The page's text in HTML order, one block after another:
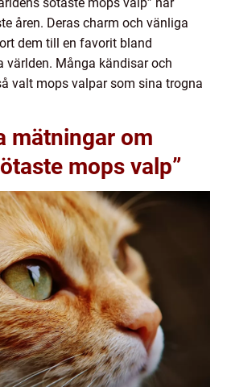
åren. Deras charm och vänliga
dem till en favorit bland
världen. Många kändisar och
valt mops valpar som sina trogna
mätningar om
mops valp”